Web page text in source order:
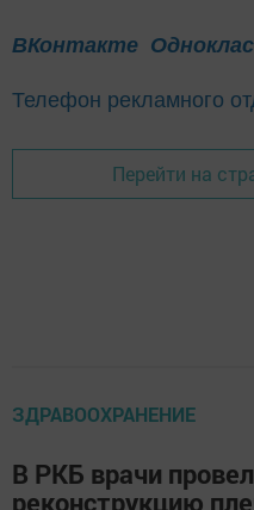
ВКонтакте
Телефон рекламного
Перейти на
ЗДРАВООХРАНЕНИЕ
В РКБ врачи
реконструкцию